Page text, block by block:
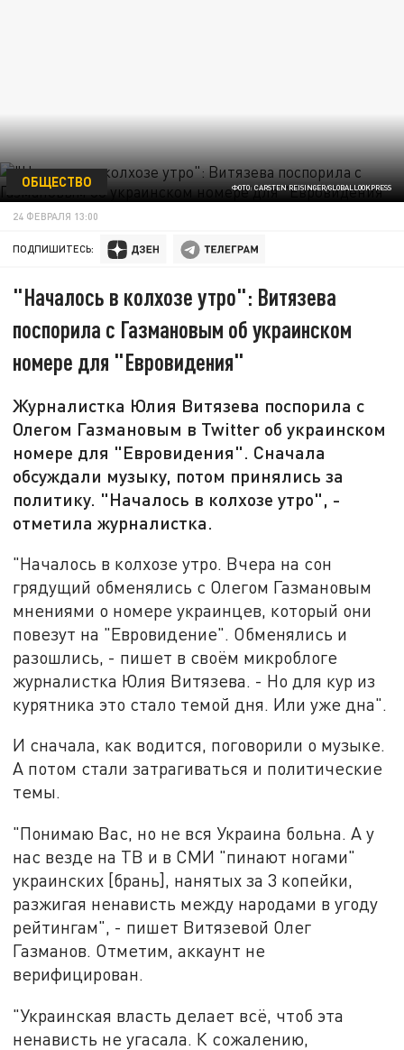
ФОТО: CARSTEN REISINGER/GLOBALLOOKPRESS
ОБЩЕСТВО
24 ФЕВРАЛЯ 13:00
ПОДПИШИТЕСЬ:
"Началось в колхозе утро": Витязева
поспорила с Газмановым об украинском
номере для "Евровидения"
Журналистка Юлия Витязева поспорила с
Олегом Газмановым в Twitter об украинском
номере для "Евровидения". Сначала
обсуждали музыку, потом принялись за
политику. "Началось в колхозе утро", -
отметила журналистка.
"Началось в колхозе утро. Вчера на сон
грядущий обменялись с Олегом Газмановым
мнениями о номере украинцев, который они
повезут на "Евровидение". Обменялись и
разошлись, - пишет в своём микроблоге
журналистка Юлия Витязева. - Но для кур из
курятника это стало темой дня. Или уже дна".
И сначала, как водится, поговорили о музыке.
А потом стали затрагиваться и политические
темы.
"Понимаю Вас, но не вся Украина больна. А у
нас везде на ТВ и в СМИ "пинают ногами"
украинских [брань], нанятых за 3 копейки,
разжигая ненависть между народами в угоду
рейтингам", - пишет Витязевой Олег
Газманов. Отметим, аккаунт не
верифицирован.
"Украинская власть делает всё, чтоб эта
ненависть не угасала. К сожалению,